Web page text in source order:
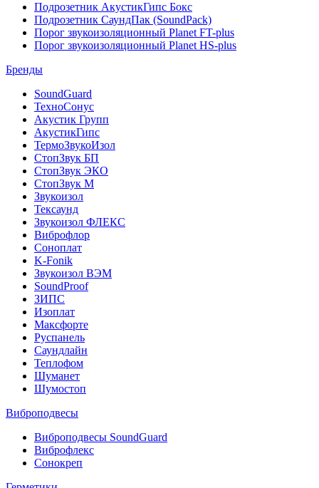
Подрозетник АкустикГипс Бокс
Подрозетник СаундПак (SoundPack)
Порог звукоизоляционный Planet FT-plus
Порог звукоизоляционный Planet HS-plus
Бренды
SoundGuard
ТехноСонус
Акустик Групп
АкустикГипс
ТермоЗвукоИзол
СтопЗвук БП
СтопЗвук ЭКО
СтопЗвук М
Звукоизол
Тексаунд
Звукоизол ФЛЕКС
Виброфлор
Соноплат
K-Fonik
Звукоизол ВЭМ
SoundProof
ЗИПС
Изоплат
Максфорте
Руспанель
Саундлайн
Теплофом
Шуманет
Шумостоп
Виброподвесы
Виброподвесы SoundGuard
Виброфлекс
Сонокреп